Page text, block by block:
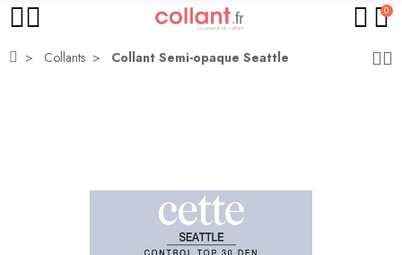
0
Collants Collant Semi-opaque Seattle